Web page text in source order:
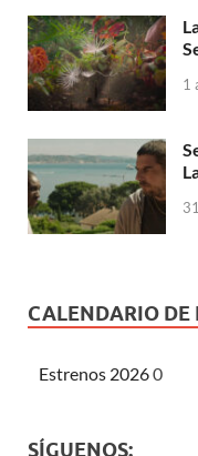
1
CALENDARIO DE
Estrenos 20260
SÍGUENOS: